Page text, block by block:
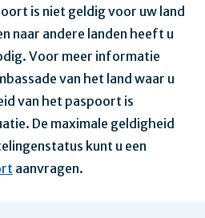
is niet geldig voor uw land
naar andere landen heeft u
Voor meer informatie
van het land waar u
van het paspoort is
De maximale geldigheid
kunt u een
aanvragen.